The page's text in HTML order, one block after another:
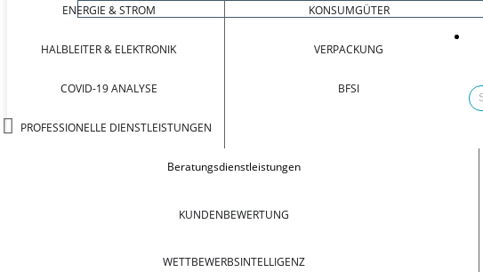
ENERGIE & STROM
HALBLEITER & ELEKTRONIK
COVID-19 ANALYSE
PROFESSIONELLE DIENSTLEISTUNGEN
KONSUMGÜTER
VERPACKUNG
BFSI
Beratungsdienstleistungen
KUNDENBEWERTUNG
WETTBEWERBSINTELLIGENZ